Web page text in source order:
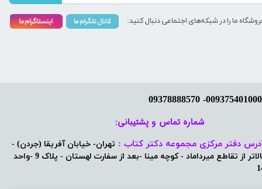
دفتر مرکزی مجموعه دکتر کتاب : تهران- خیابان آفریقا (جردن) -
بالاتر از تقاطع میرداماد - کوچه مینا -بعد از سفارت لهستان - پلاک 9 -واحد
شماره تماس و پشتیبانی: ​​​​​​​
ما را در شبکه‌های اجتماعی دنبال کنید: